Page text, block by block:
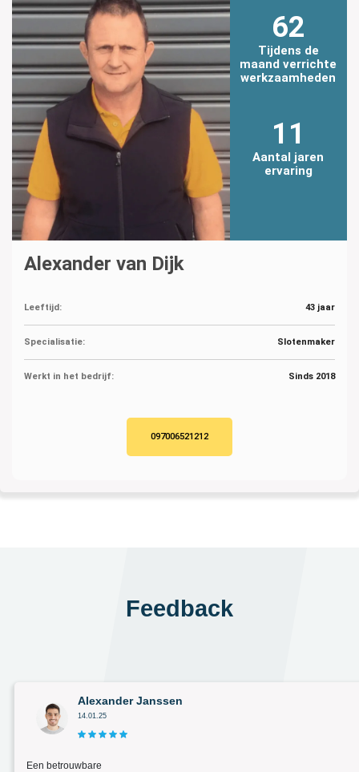
62
Tijdens de
maand verrichte
werkzaamheden
11
Aantal jaren
ervaring
Alexander van Dijk
Leeftijd: 43 jaar
Specialisatie: Slotenmaker
Werkt in het bedrijf: Sinds 2018
097006521212
Feedback
Alexander Janssen
14.01.25
Een betrouwbare